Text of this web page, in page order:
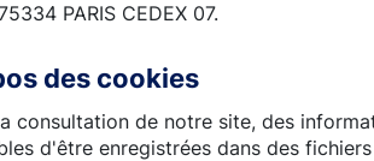
PARIS CEDEX 07.
des cookies
consultation de notre site, des
d'être enregistrées dans des